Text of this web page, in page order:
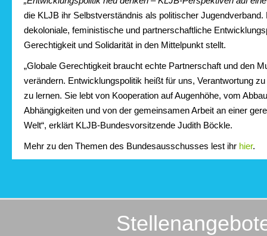
die KLJB ihr Selbstverständnis als politischer Jugendverband.
dekoloniale, feministische und partnerschaftliche
Gerechtigkeit und Solidarität in den Mittelpunkt stellt.
„Globale Gerechtigkeit braucht echte Partnerschaft und den
verändern. Entwicklungspolitik heißt für uns, Verantwortung
zu lernen. Sie lebt von Kooperation auf Augenhöhe, vom
Abhängigkeiten und von der gemeinsamen Arbeit an einer
Welt“, erklärt KLJB-Bundesvorsitzende Judith Böckle.
Mehr zu den Themen des Bundesausschusses lest ihr hier.